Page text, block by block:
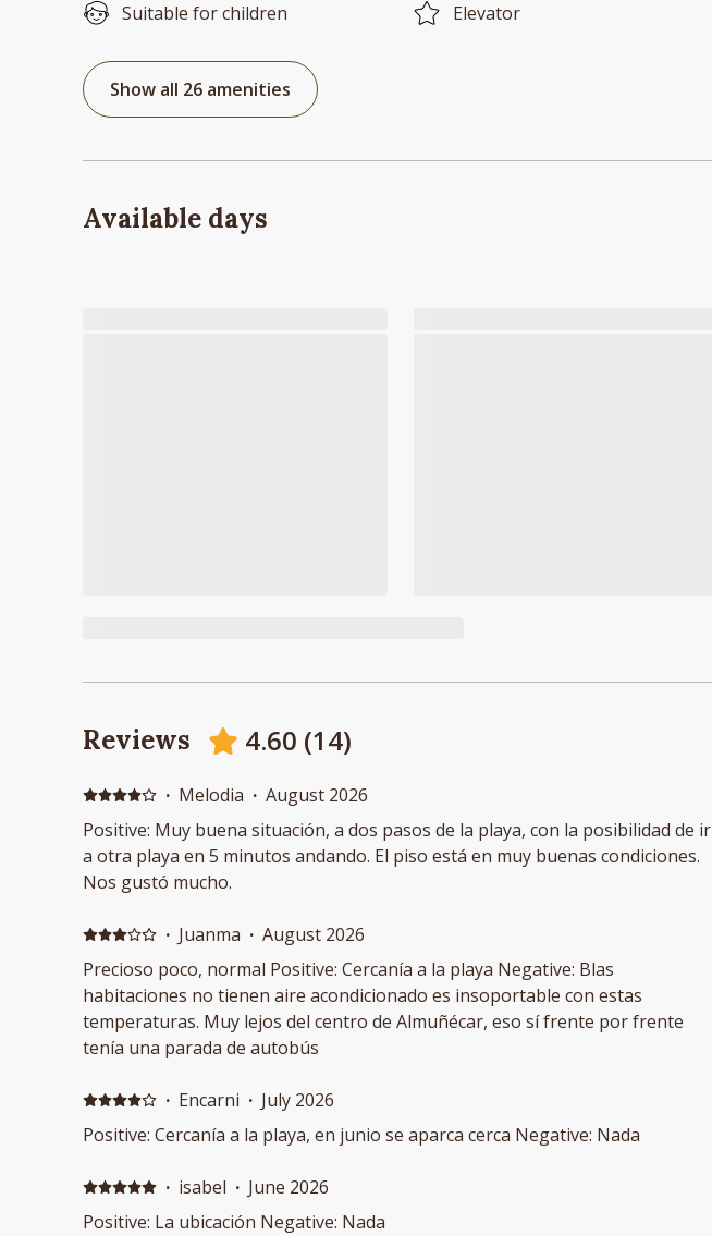
Suitable for children Elevator
Show all 26 amenities
Available days
Reviews 4.60 (14)
· Melodia · August 2026
Positive: Muy buena situación, a dos pasos de la playa, con la posibilidad de ir
a otra playa en 5 minutos andando. El piso está en muy buenas condiciones.
Nos gustó mucho.
· Juanma · August 2026
Precioso poco, normal Positive: Cercanía a la playa Negative: Blas
habitaciones no tienen aire acondicionado es insoportable con estas
temperaturas. Muy lejos del centro de Almuñécar, eso sí frente por frente
tenía una parada de autobús
· Encarni · July 2026
Positive: Cercanía a la playa, en junio se aparca cerca Negative: Nada
· isabel · June 2026
Positive: La ubicación Negative: Nada